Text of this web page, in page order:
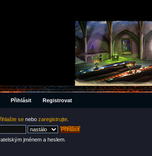
Přihlásit Registrovat
se nebo zaregistrujte
jménem a heslem.